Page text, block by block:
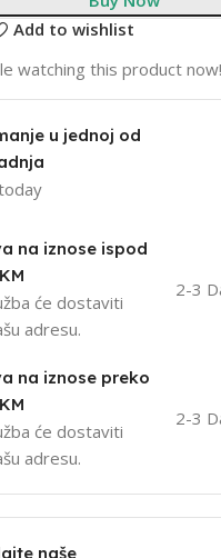
Add to wishlist
watching this product now!
u jednoj od
na iznose ispod
će dostaviti
adresu.
2-3
na iznose preko
će dostaviti
adresu.
2-3
naše